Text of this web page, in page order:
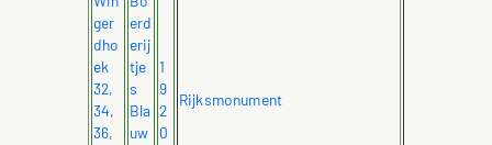
ger
dho
ek
32,
34,
36,
erd
erij
tje
s
Bla
uw
1
9
2
0
Rijksmonument